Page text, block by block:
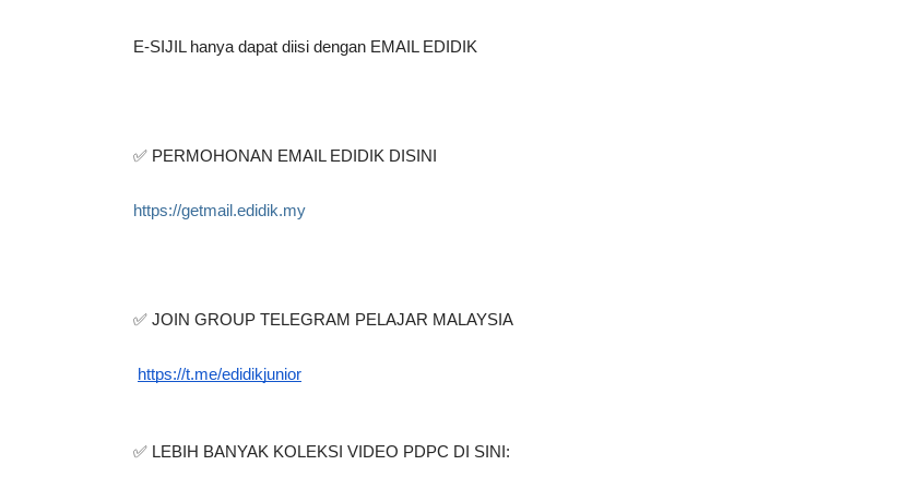
E-SIJIL hanya dapat diisi dengan EMAIL EDIDIK
✅ PERMOHONAN EMAIL EDIDIK DISINI
https://getmail.edidik.my
✅ JOIN GROUP TELEGRAM PELAJAR MALAYSIA
https://t.me/edidikjunior
✅ LEBIH BANYAK KOLEKSI VIDEO PDPC DI SINI: